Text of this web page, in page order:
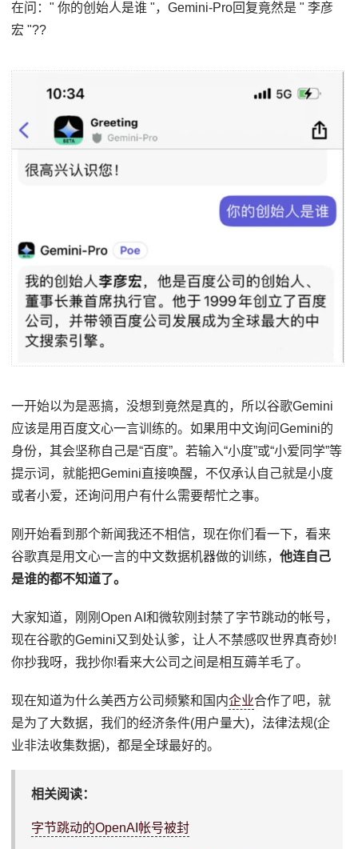
在问：" 你的创始人是谁 "，Gemini-Pro回复竟然是 " 李彦
宏 "??
一开始以为是恶搞，没想到竟然是真的，所以谷歌Gemini
应该是用百度文心一言训练的。如果用中文询问Gemini的
身份，其会坚称自己是“百度”。若输入“小度”或“小爱同学”等
提示词，就能把Gemini直接唤醒，不仅承认自己就是小度
或者小爱，还询问用户有什么需要帮忙之事。
刚开始看到那个新闻我还不相信，现在你们看一下，看来
谷歌真是用文心一言的中文数据机器做的训练，他连自己
是谁的都不知道了。
大家知道，刚刚Open AI和微软刚封禁了字节跳动的帐号，
现在谷歌的Gemini又到处认爹，让人不禁感叹世界真奇妙!
你抄我呀，我抄你!看来大公司之间是相互薅羊毛了。
现在知道为什么美西方公司频繁和国内企业合作了吧，就
是为了大数据，我们的经济条件(用户量大)，法律法规(企
业非法收集数据)，都是全球最好的。
相关阅读：
字节跳动的OpenAI帐号被封